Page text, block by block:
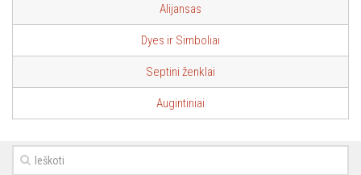
Istorija
Alijansas
Dyes ir Simboliai
Septini ženklai
Augintiniai